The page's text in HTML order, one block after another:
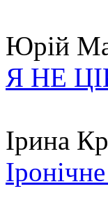
Юрій
Я НЕ
Ірина